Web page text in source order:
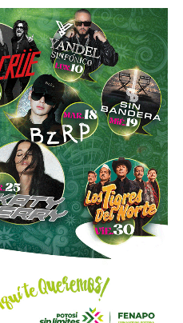
que la competencia
de mejorar y brindar un
ciudadanía podrá elegir la
comentó.
mientras Uber no complete
y cumpla con las
la plataforma no podrá
en San Luis Potosí.
será la plataforma oficial